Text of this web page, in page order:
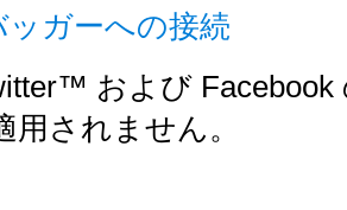
ッガーへの接続
および Facebook
用されません。